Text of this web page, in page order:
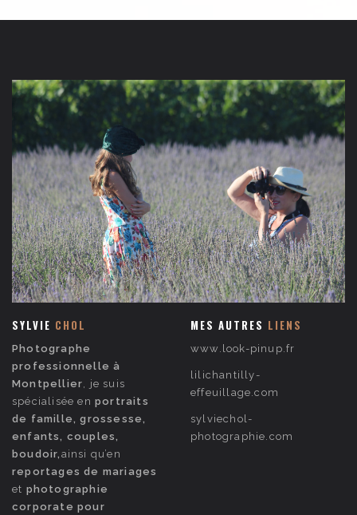
SYLVIE CHOL
Photographe
professionnelle à
Montpellier , je suis
spécialisée en portraits
de famille, grossesse,
enfants, couples,
boudoir, ainsi qu’en
reportages de mariages
et photographie
corporate pour
MES AUTRES LIENS
www.look-pinup.fr
lilichantilly-
effeuillage.com
sylviechol-
photographie.com